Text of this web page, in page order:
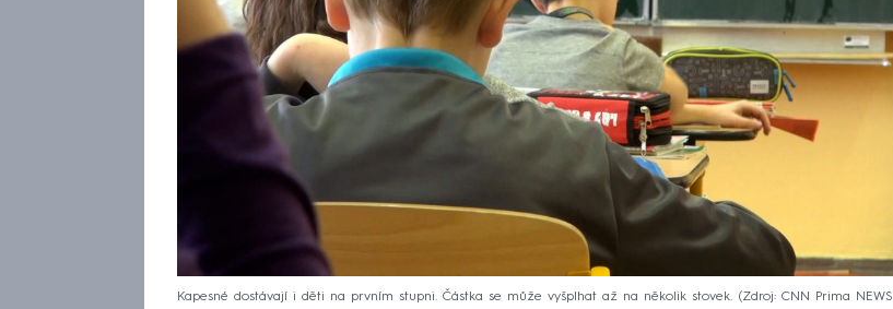
Kapesné dostávají i děti na prvním stupni. Částka se může vyšplhat až na několik stovek. Zdroj: CNN Prima NEWS